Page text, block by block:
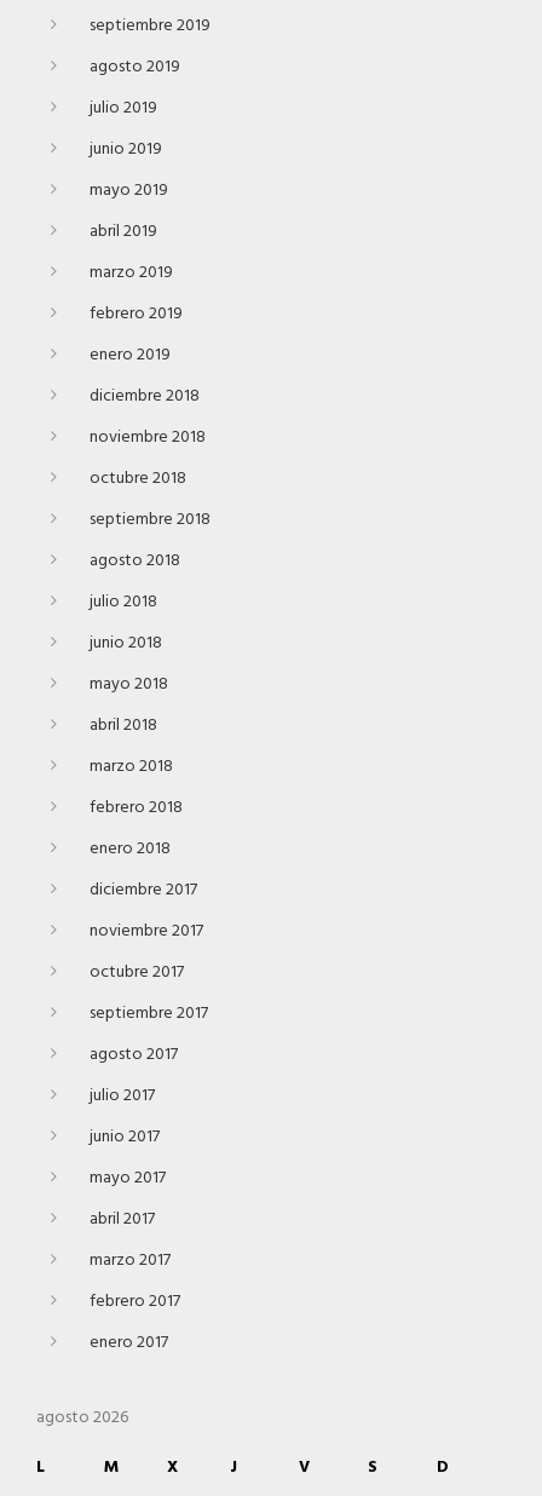
septiembre 2019
agosto 2019
julio 2019
junio 2019
mayo 2019
abril 2019
marzo 2019
febrero 2019
enero 2019
diciembre 2018
noviembre 2018
octubre 2018
septiembre 2018
agosto 2018
julio 2018
junio 2018
mayo 2018
abril 2018
marzo 2018
febrero 2018
enero 2018
diciembre 2017
noviembre 2017
octubre 2017
septiembre 2017
agosto 2017
julio 2017
junio 2017
mayo 2017
abril 2017
marzo 2017
febrero 2017
enero 2017
agosto 2026
L
M X J V S
D